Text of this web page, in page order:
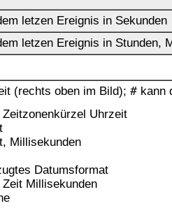
letzen Ereignis in Sekunden
letzen Ereignis in Stunden,
(rechts oben im Bild); # kann
Zeitzonenkürzel Uhrzeit
Millisekunden
Datumsformat
Zeit Millisekunden